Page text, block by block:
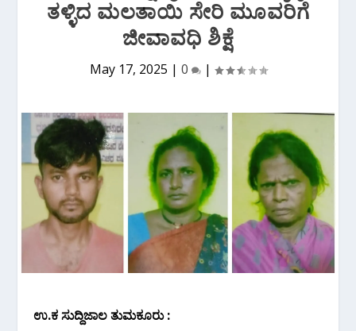
ತಳ್ಳಿದ ಮಲತಾಯಿ ಸೇರಿ ಮೂವರಿಗೆ
ಜೀವಾವಧಿ ಶಿಕ್ಷೆ
May 17, 2025 | 0 |
ಉ.ಕ ಸುದ್ದಿಜಾಲ ತುಮಕೂರು :